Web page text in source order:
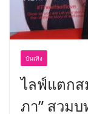
บันเทิง
ไลฟ์แตกส
ภา” สวม